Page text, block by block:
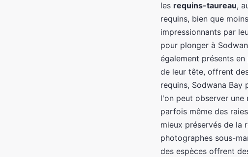
les requins-taureau,
requins, bien que
impressionnants par
pour plonger à
également présents
de leur tête, offrent
requins, Sodwana Bay
l'on peut observer
parfois même des
mieux préservés de la
photographes sous-
des espèces offrent